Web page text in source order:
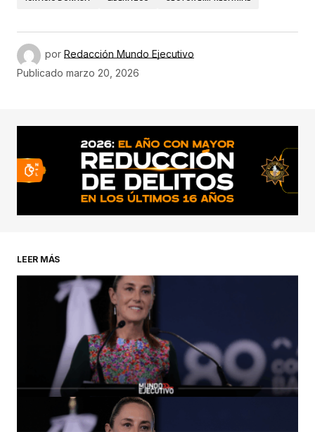
por Redacción Mundo Ejecutivo
Publicado marzo 20, 2026
LEER MÁS